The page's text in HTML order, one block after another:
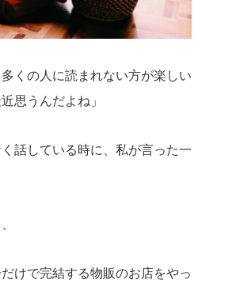
多くの人に読まれない方が楽しい
思うんだよね」
話している時に、私が言った一
だけで完結する物販のお店をやっ